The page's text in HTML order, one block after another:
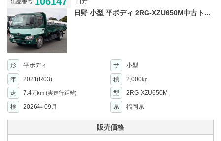
出品番号
日野 小型 平ボディ 2RG-XZU650M中古ト...
形 平ボディ サ
小型
年
2021(R03) 積 2,000kg
走 7.4万km (実走行距離) 型
2RG-XZU650M
検
2026年 09月 県 福岡県
販売価格